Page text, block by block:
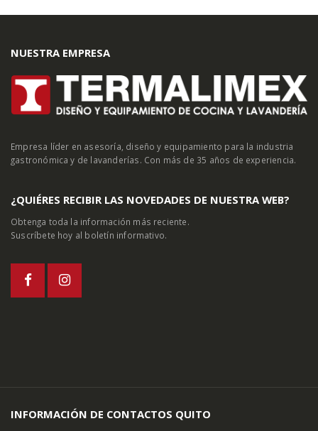
NUESTRA EMPRESA
Empresa líder en asesoría, diseño y equipamiento para la industria
gastronómica y de lavanderías. Con más de 35 años de experiencia.
¿QUIÉRES RECIBIR LAS NOVEDADES DE NUESTRA WEB?
Obtenga toda la información más reciente.
Suscríbete hoy al boletín informativo.
INFORMACIÓN DE CONTACTOS QUITO